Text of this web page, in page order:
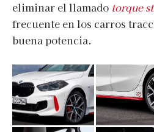
eliminar el llamado torque
frecuente en los carros
buena potencia.